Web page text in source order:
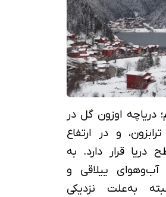
دریاچه اوزون گل در
و در ارتفاع
دریا قرار دارد. به
ییلاقی و
به‌علت نزدیکی